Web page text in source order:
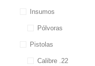
Insumos
Pólvoras
Pistolas
Calibre .22